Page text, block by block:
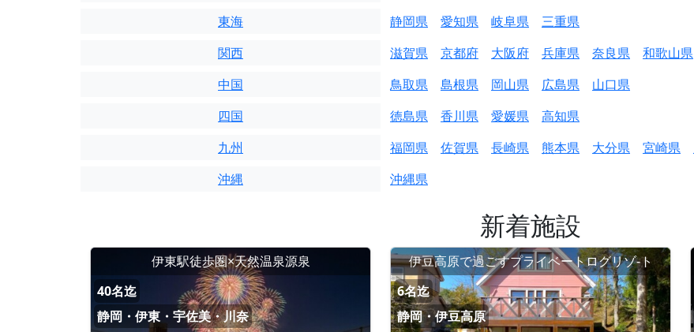
東海
静岡県 愛知県 岐阜県
三重県
関西
滋賀県 京都府 大阪府 兵庫県 奈良県
和歌山県
中国
鳥取県 島根県 岡山県 広島県
山口県
四国
徳島県 香川県 愛媛県
高知県
九州
福岡県 佐賀県 長崎県 熊本県 大分県 宮崎県
沖縄
沖縄県
新着施設
伊東駅徒歩圏×天然温泉源泉
40名迄
静岡・伊東・宇佐美・川奈
伊豆高原で過ごすプライベートログリゾ-ト
6名迄
静岡・伊豆高原